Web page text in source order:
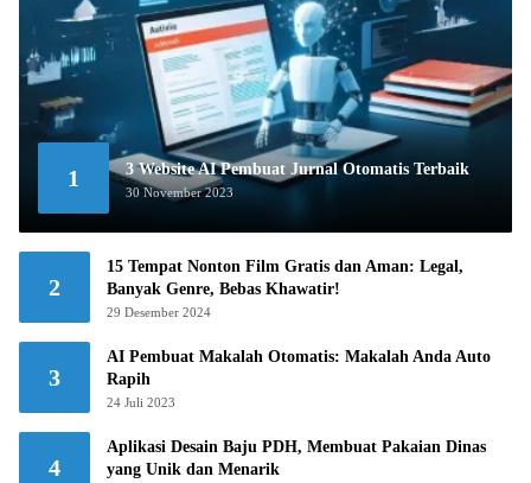
1 3 Website AI Pembuat Jurnal Otomatis Terbaik
30 November 2023
2
15 Tempat Nonton Film Gratis dan Aman: Legal,
Banyak Genre, Bebas Khawatir!
29 Desember 2024
3
AI Pembuat Makalah Otomatis: Makalah Anda Auto
Rapih
24 Juli 2023
4
Aplikasi Desain Baju PDH, Membuat Pakaian Dinas
yang Unik dan Menarik